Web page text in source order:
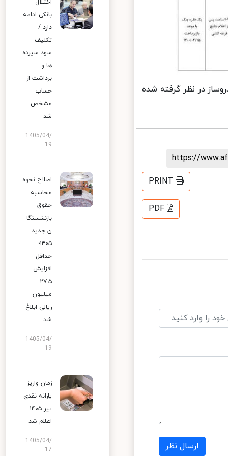
در نظر گرفته شده
https://
PRINT
PDF
ارسال نظر
اختلال
بانکی ادامه
دارد /
تکلیف
سود سپرده
ها و
برداشت از
حساب
مشخص
شد
1405/04/
19
اصلاح نحوه
محاسبه
حقوق
بازنشستگا
ن جدید
۱۴۰۵؛
حداقل
افزایش
۲۷.۵
میلیون
ریالی ابلاغ
شد
1405/04/
19
زمان واریز
یارانه نقدی
تیر ۱۴۰۵
اعلام شد
1405/04/
17